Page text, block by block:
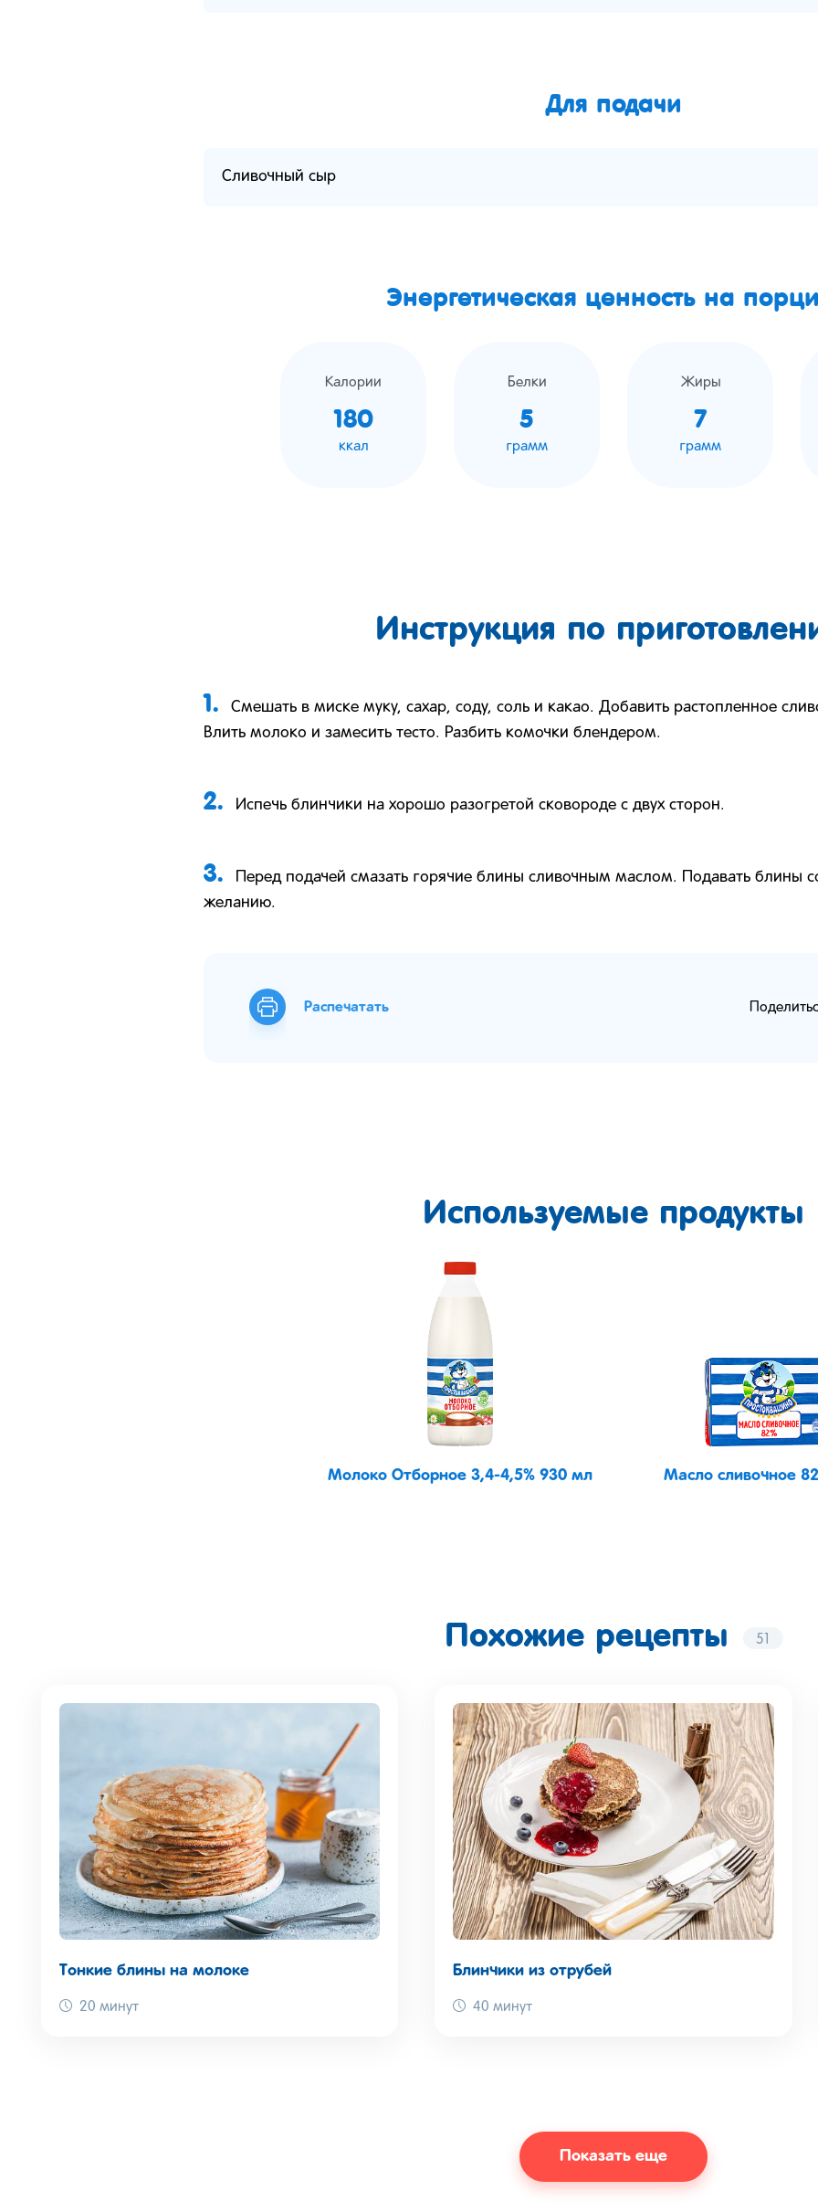
Для подачи
Сливочный сыр
Энергетическая ценность на
Калории
180
ккал
Белки
5
грамм
Жиры
7
грамм
Инструкция по
1.
Смешать в миске муку, сахар, соду, соль и какао. Добавить растопленное
Влить молоко и замесить тесто. Разбить комочки блендером.
2. Испечь блинчики на хорошо разогретой сковороде с двух сторон.
3.
Перед подачей смазать горячие блины сливочным маслом. Подавать блины
желанию.
Распечатать
Используемые продукты
Молоко Отборное 3,4-4,5% 930 мл Масло сливочное
Похожие рецепты 51
Тонкие блины на молоке
20 минут
Блинчики из отрубей
40 минут
Показать еще